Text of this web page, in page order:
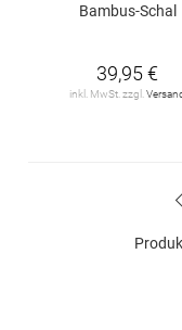
Bambus-Schal
39,95 €
inkl. MwSt. zzgl.